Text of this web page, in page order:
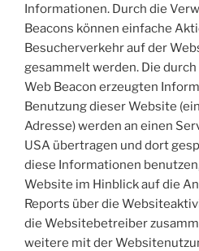
Informationen. Durch die
Beacons können einfache
Besucherverkehr auf der
gesammelt werden. Die
Web Beacon erzeugten
Benutzung dieser Website
Adresse) werden an einen
USA übertragen und dort
diese Informationen
Website im Hinblick auf die
Reports über die
die Websitebetreiber
weitere mit der